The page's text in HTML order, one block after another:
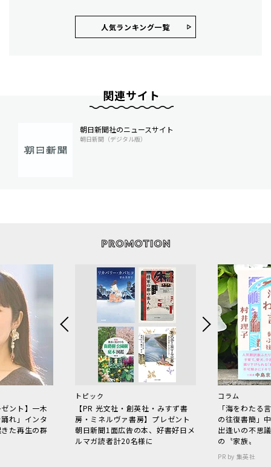
人気ランキング⼀覧
関連サイト
朝日新聞社のニュースサイト
朝日新聞（デジタル版）
ント】一木
れ」インタ
た再生の群
トピック
【PR 光文社・創英社・みすず書
房・ミネルヴァ書房】プレゼント
朝日新聞1面広告の本、好書好日メ
ルマガ読者計20名様に
コラム
「海をわた
の往復書簡」
出逢いの不思
の〝家族〟
PR by 集英社